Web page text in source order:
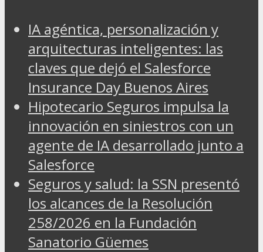
IA agéntica, personalización y
arquitecturas inteligentes: las
claves que dejó el Salesforce
Insurance Day Buenos Aires
Hipotecario Seguros impulsa la
innovación en siniestros con un
agente de IA desarrollado junto a
Salesforce
Seguros y salud: la SSN presentó
los alcances de la Resolución
258/2026 en la Fundación
Sanatorio Güemes